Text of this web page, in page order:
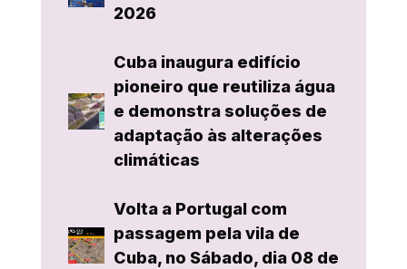
2026
Cuba inaugura edifício
pioneiro que reutiliza água
e demonstra soluções de
adaptação às alterações
climáticas
Volta a Portugal com
passagem pela vila de
Cuba, no Sábado, dia 08 de